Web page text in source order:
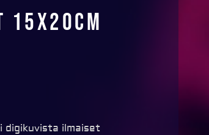
digikuvista ilmaiset